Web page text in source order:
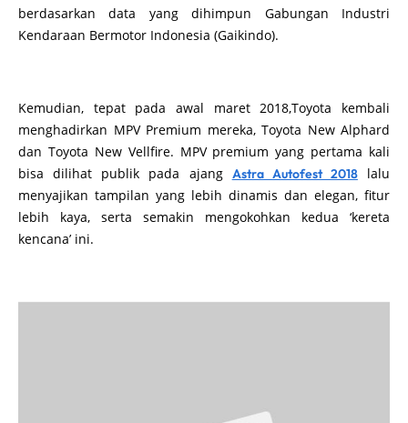
berdasarkan data yang dihimpun Gabungan Industri
Kendaraan Bermotor Indonesia (Gaikindo).
Kemudian, tepat pada awal maret 2018,Toyota kembali
menghadirkan MPV Premium mereka, Toyota New Alphard
dan Toyota New Vellfire. MPV premium yang pertama kali
bisa dilihat publik pada ajang Astra Autofest 2018lalu
menyajikan tampilan yang lebih dinamis dan elegan, fitur
lebih kaya, serta semakin mengokohkan kedua ‘kereta
kencana’ ini.